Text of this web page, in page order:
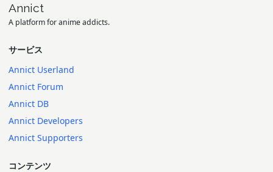
Annict
A platform for anime addicts.
サービス
Annict Userland
Annict Forum
Annict DB
Annict Developers
Annict Supporters
コンテンツ